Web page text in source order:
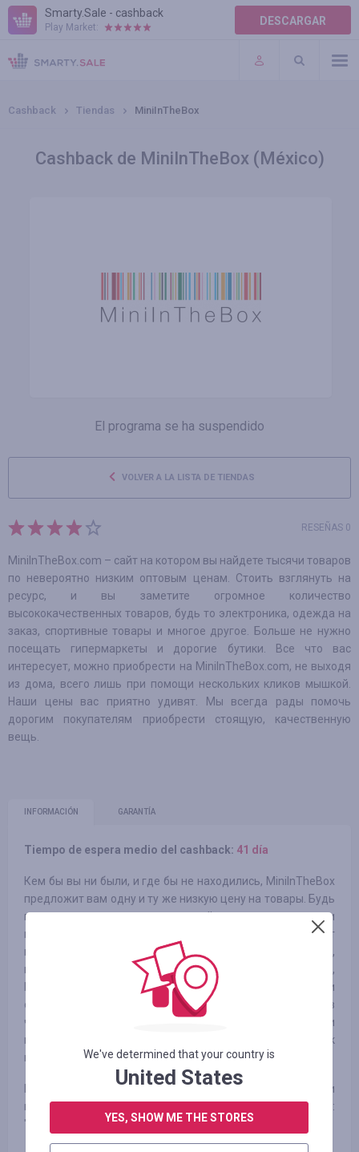
Smarty.Sale - cashback
Play Market: DESCARGAR
AYUDA
TÉRMINOS DE USO
Cashback Tiendas MiniInTheBox
Cashback de MiniInTheBox (México)
El programa se ha suspendido
VOLVER A LA LISTA DE TIENDAS
RESEÑAS 0
MiniInTheBox.com – сайт на котором вы найдете тысячи товаров
по невероятно низким оптовым ценам. Стоить взглянуть на
ресурс, и вы заметите огромное количество
высококачественных товаров, будь то электроника, одежда на
заказ, спортивные товары и многое другое. Больше не нужно
посещать гипермаркеты и дорогие бутики. Все что вас
интересует, можно приобрести на MiniInTheBox.com, не выходя
из дома, всего лишь при помощи нескольких кликов мышкой.
Наши цены вас приятно удивят. Мы всегда рады помочь
дорогим покупателям приобрести стоящую, качественную
вещь.
INFORMACIÓN GARANTÍA
Tiempo de espera medio del cashback: 41 día
Кем бы вы ни были, и где бы не находились, MiniInTheBox
предложит вам одну и ту же низкую цену на товары. Будь
вы оптовым покупателем, который хочет увеличить свои
прибыли, розничным торговцем, который не хочет
платить больше в своей стране или просто покупатель,
который ищет лучшие и новейшие товары,
MiniInTheBox.com предложит вам быстрый сервис и
оптовые цены. Мы проводим закупку китайских товаров
через нашу широчайшую сеть оптовых производителей и
поддерживаем цену на низком уровне, в то время, как
качество соответствует наивысшим стандартам.
Мы уже обслуживаем покупателей из более 200 стран и
продолжаем развиваться. Но наш девиз не меняется:
"Один мир - одна цена".
We've determined that your country is
United States
YES, SHOW ME THE STORES